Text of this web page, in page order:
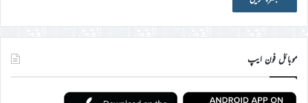
موبائل فون ایپ